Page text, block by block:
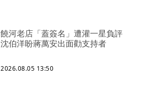
饒河老店「蓋簽名」遭灌一星負評
沈伯洋盼蔣萬安出面勸支持者
2026.08.05 13:50